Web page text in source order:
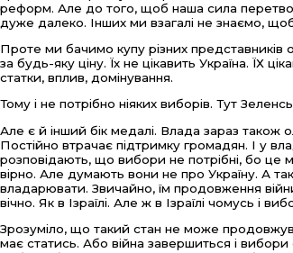
реформ. Але до того, щоб наша сила
дуже далеко. Інших ми взагалі не знаємо,
Проте ми бачимо купу різних представників
за будь-яку ціну. Їх не цікавить Україна. ЇХ
статки, вплив, домінування.
Тому і не потрібно ніяких виборів. Тут
Але є й інший бік медалі. Влада зараз також
Постійно втрачає підтримку громадян. І у
розповідають, що вибори не потрібні, бо це
вірно. Але думають вони не про Україну. А
владарювати. Звичайно, їм продовження
вічно. Як в Ізраїлі. Але ж в Ізраїлі чомусь і
Зрозуміло, що такий стан не може
має статись. Або війна завершиться і